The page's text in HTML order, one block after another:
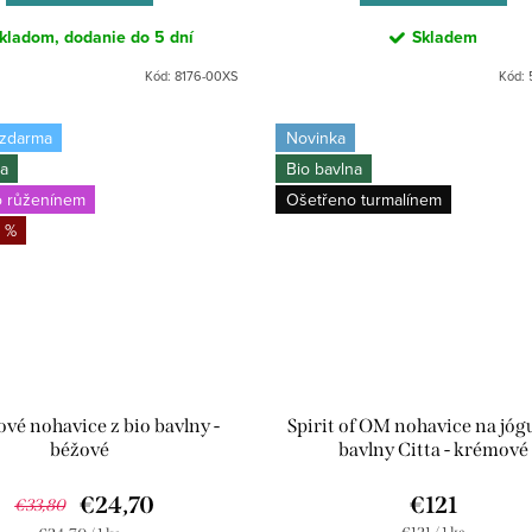
dodanie do 5 dní
Kód:8176-00XS
Skladem
Kód:
růženínem
nohavice z bio bavlny -
béžové
€33,80 €24,70
Novinka
Bio bavlna
Ošetřeno turmalínem
Spirit of OM nohavice na
bavlny Citta - krémové
€121